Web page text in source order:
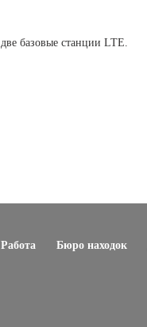
две базовые станции LTE.
Работа Бюро находок